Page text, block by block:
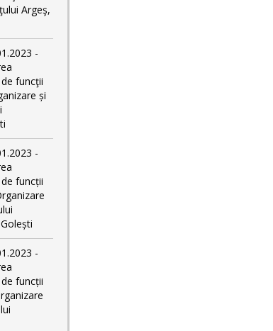
Argeş,
-
funcţii
și
-
funcții
-
funcții